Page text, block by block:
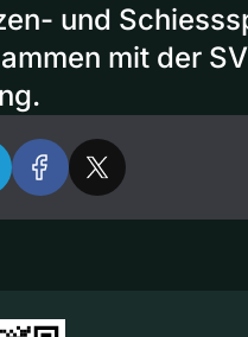
und
mit der